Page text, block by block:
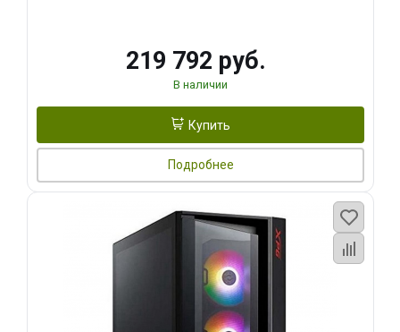
219 792 руб.
В наличии
Купить
Подробнее